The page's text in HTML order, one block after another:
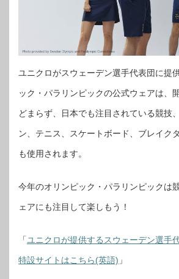
ユニクロがスウェーデン選手代表団に提
ック・パラリンピックの公式ウェアは、
どまらず、日本でも注目されている競技
ン、テニス、スケートボード、ブレイク
も使用されます。
今年のオリンピック・パラリンピックは
ェアにも注目して楽しもう！
「ユニクロが提供するスウェーデン選手
特設サイトはこちら(英語) 」